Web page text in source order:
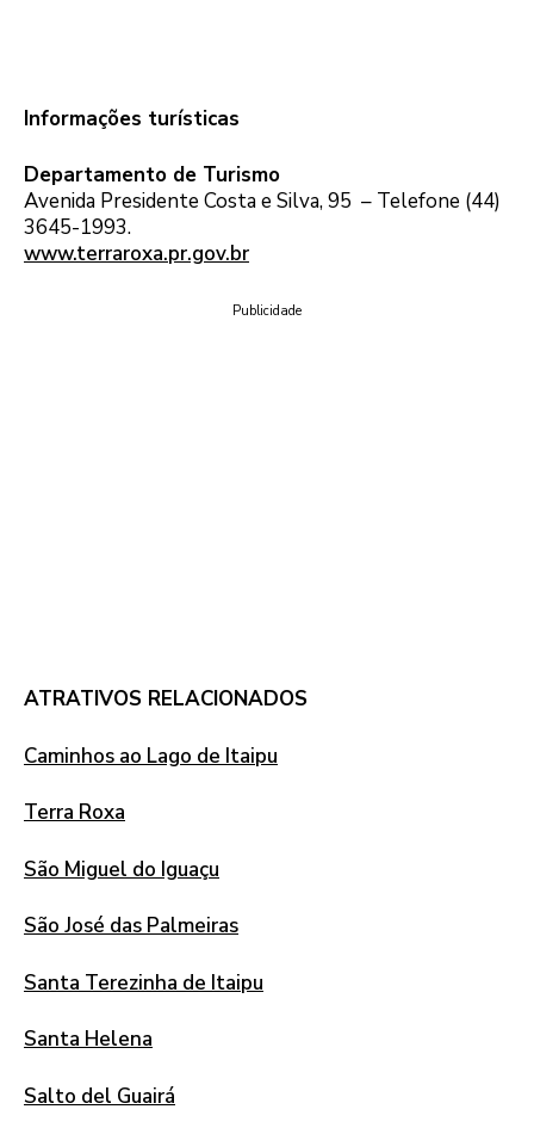
Informações turísticas
Departamento de Turismo
Avenida Presidente Costa e Silva, 95 – Telefone (44)
3645-1993.
www.terraroxa.pr.gov.br
Publicidade
ATRATIVOS RELACIONADOS
Caminhos ao Lago de Itaipu
Terra Roxa
São Miguel do Iguaçu
São José das Palmeiras
Santa Terezinha de Itaipu
Santa Helena
Salto del Guairá